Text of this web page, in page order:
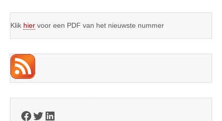
Klik hier voor een PDF van het nieuwste nummer
Facebook
Twitter
LinkedIn